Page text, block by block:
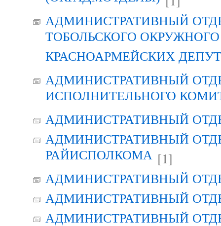
АДМИНИСТРАТИВНЫЙ
ТОБОЛЬСКОГО
КРАСНОАРМЕЙСКИХ
АДМИНИСТРАТИВНЫЙ
ИСПОЛНИТЕЛЬНОГО
АДМИНИСТРАТИВНЫЙ
АДМИНИСТРАТИВНЫЙ
РАЙИСПОЛКОМА [1]
АДМИНИСТРАТИВНЫЙ
АДМИНИСТРАТИВНЫЙ
АДМИНИСТРАТИВНЫЙ